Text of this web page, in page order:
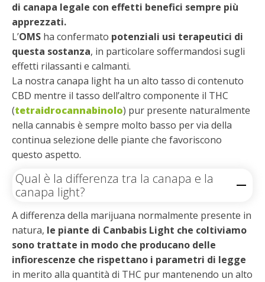
di canapa legale con effetti benefici sempre più
apprezzati.
L’OMS ha confermato potenziali usi terapeutici di
questa sostanza, in particolare soffermandosi sugli
effetti rilassanti e calmanti.
La nostra canapa light ha un alto tasso di contenuto
CBD mentre il tasso dell’altro componente il THC
(tetraidrocannabinolo) pur presente naturalmente
nella cannabis è sempre molto basso per via della
continua selezione delle piante che favoriscono
questo aspetto.
Qual è la differenza tra la canapa e la
canapa light?
A differenza della marijuana normalmente presente in
natura, le piante di Canbabis Light che coltiviamo
sono trattate in modo che producano delle
infiorescenze che rispettano i parametri di legge
in merito alla quantità di THC pur mantenendo un alto